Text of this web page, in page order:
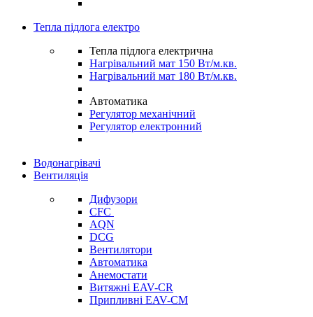
Тепла підлога електро
Тепла підлога електрична
Нагрівальний мат 150 Вт/м.кв.
Нагрівальний мат 180 Вт/м.кв.
Автоматика
Регулятор механічний
Регулятор електронний
Водонагрівачі
Вентиляція
Дифузори
CFC
AQN
DCG
Вентилятори
Автоматика
Анемостати
Витяжні EAV-CR
Припливні EAV-CM